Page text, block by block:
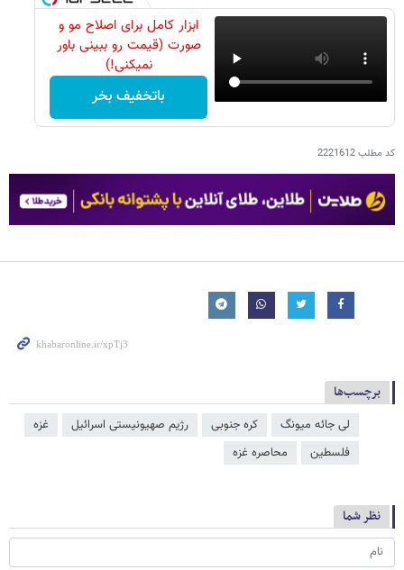
ابزار کامل برای اصلاح مو و
صورت (قیمت رو ببینی باور
نمیکنی!)
باتخفیف بخر
کد مطلب2221612
برچسب‌ها
لی جائه میونگ کره جنوبی رژیم صهیونیستی اسرائیل
غزه
فلسطین
محاصره غزه
نظر شما